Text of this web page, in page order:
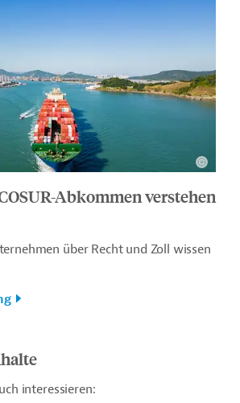
Abkommen verstehen
über Recht und Zoll wissen
interessieren: